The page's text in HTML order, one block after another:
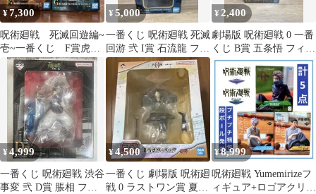
¥7,300
呪術廻戦 死滅回遊編~
壱~一番くじ F賞虎杖
悠仁 G賞伏黒恵 2点
セット
¥5,000
一番くじ 呪術廻戦 死滅
回游 弐 I賞 石流龍 フィ
ギュア
¥ 2,400
劇場版 呪術廻戦 0 一番
くじ B賞 五条悟 フィギ
ュア
¥4,999
一番くじ 呪術廻戦 渋谷
事変 弐 D賞 脹相 フィ
¥4,500
一番くじ 劇場版 呪術廻
戦 0 ラストワン賞 夏油
¥8,999
呪術廻戦 Yumemirizeフ
ィギュア+ロゴアクリル